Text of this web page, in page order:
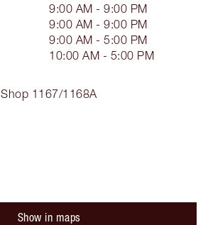
Shop 1167/1168A
9:00 AM - 9:00 PM
9:00 AM - 9:00 PM
9:00 AM - 5:00 PM
10:00 AM - 5:00 PM
Show in maps